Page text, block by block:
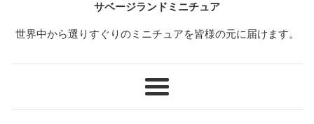
サベージランドミニチュア
世界中から選りすぐりのミニチュアを皆様の元に届けます。
メ